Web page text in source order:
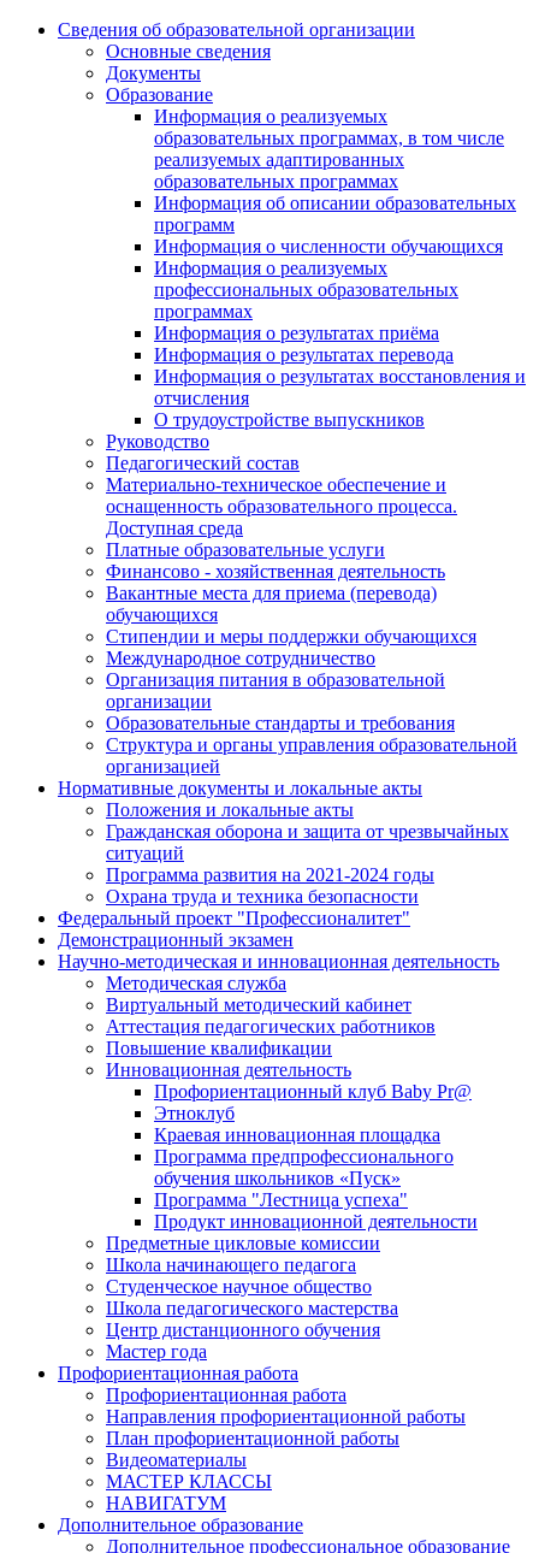
Сведения об образовательной организации
Основные сведения
Документы
Образование
Информация о реализуемых
образовательных программах, в том числе
реализуемых адаптированных
образовательных программах
Информация об описании образовательных
программ
Информация о численности обучающихся
Информация о реализуемых
профессиональных образовательных
программах
Информация о результатах приёма
Информация о результатах перевода
Информация о результатах восстановления и
отчисления
О трудоустройстве выпускников
Руководство
Педагогический состав
Материально-техническое обеспечение и
оснащенность образовательного процесса.
Доступная среда
Платные образовательные услуги
Финансово - хозяйственная деятельность
Вакантные места для приема (перевода)
обучающихся
Стипендии и меры поддержки обучающихся
Международное сотрудничество
Организация питания в образовательной
организации
Образовательные стандарты и требования
Структура и органы управления образовательной
организацией
Нормативные документы и локальные акты
Положения и локальные акты
Гражданская оборона и защита от чрезвычайных
ситуаций
Программа развития на 2021-2024 годы
Охрана труда и техника безопасности
Федеральный проект "Профессионалитет"
Демонстрационный экзамен
Научно-методическая и инновационная деятельность
Методическая служба
Виртуальный методический кабинет
Аттестация педагогических работников
Повышение квалификации
Инновационная деятельность
Профориентационный клуб Baby Pr@
Этноклуб
Краевая инновационная площадка
Программа предпрофессионального
обучения школьников «Пуск»
Программа "Лестница успеха"
Продукт инновационной деятельности
Предметные цикловые комиссии
Школа начинающего педагога
Студенческое научное общество
Школа педагогического мастерства
Центр дистанционного обучения
Мастер года
Профориентационная работа
Профориентационная работа
Направления профориентационной работы
План профориентационной работы
Видеоматериалы
МАСТЕР КЛАССЫ
НАВИГАТУМ
Дополнительное образование
Дополнительное профессиональное образование